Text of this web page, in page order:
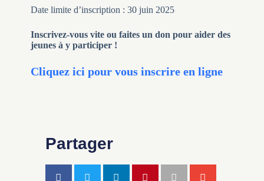
Date limite d’inscription : 30 juin 2025
Inscrivez-vous vite ou faites un don pour aider des
jeunes à y participer !
Cliquez ici pour vous inscrire en ligne
Partager